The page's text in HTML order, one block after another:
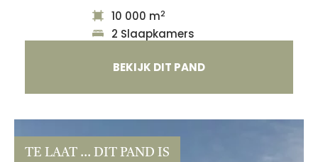
10 000 m2
2 Slaapkamers
BEKIJK DIT PAND
TE LAAT ... DIT PAND IS